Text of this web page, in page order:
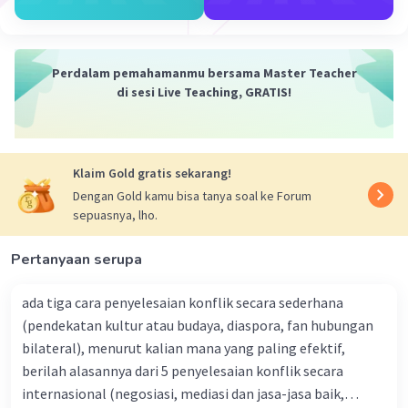
struktur batu besar seperti menhir,
Zaman Perundagian (Logam):Manusia
terampil membuat alat dari perunggu atau
Praaksara (sebelum ada tulisan)
Nirleka (tanpa tulisan)
Zaman Batu/Logam
Zaman ini berakhir berbeda-beda di setiap
tempat, namun ditandai dengan ditemukannya
bukti-bukti sejarah tertulis.
Beri Rating·0.0(0 ) Balas
Perdalam pemahamanmu bersama Master Teacher
di sesi Live Teaching, GRATIS!
Klaim Gold gratis sekarang!
Dengan Gold kamu bisa tanya soal ke Forum
sepuasnya, lho.
Pertanyaan serupa
ada tiga cara penyelesaian konflik secara sederhana
(pendekatan kultur atau budaya, diaspora, fan hubungan
bilateral), menurut kalian mana yang paling efektif,
berilah alasannya dari 5 penyelesaian konflik secara
internasional (negosiasi, mediasi dan jasa-jasa baik,